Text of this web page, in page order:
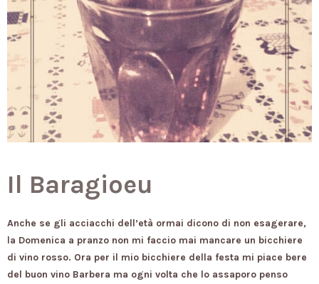
Il Baragioeu
Anche se gli acciacchi dell’età ormai dicono di non esagerare,
la Domenica a pranzo non mi faccio mai mancare un bicchiere
di vino rosso. Ora per il mio bicchiere della festa mi piace bere
del buon vino Barbera ma ogni volta che lo assaporo penso